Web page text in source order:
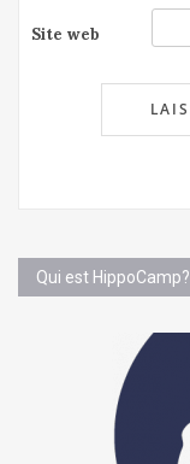
Site web
Qui est HippoCamp?